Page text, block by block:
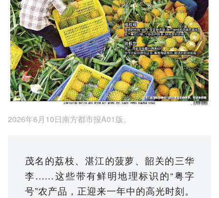
2026年6月10日南方都市报A01版。
茂名的荔枝、湛江的菠萝、韶关的三华
李……这些带有鲜明地理标识的“粤字
号”农产品，正迎来一年中的高光时刻。